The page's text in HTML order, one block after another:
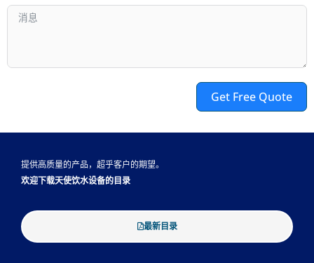
Get Free Quote
Alternative:
提供高质量的产品，超乎客户的期望。
欢迎下载天使饮水设备的目录
最新目录